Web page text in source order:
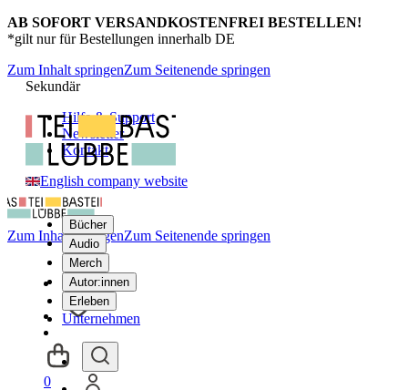
AB SOFORT VERSANDKOSTENFREI BESTELLEN!
*gilt nur für Bestellungen innerhalb DE
Zum Inhalt springenZum Seitenende springen
Sekundär
Hilfe & Support
Newsletter
Kontakt
English company website
Bücher
Audio
Merch
Autor:innen
Erleben
Unternehmen
Zum Inhalt springenZum Seitenende springen
0